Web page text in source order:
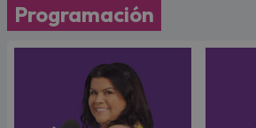
Programación